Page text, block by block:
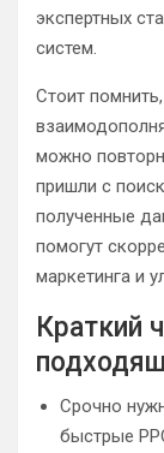
экспертных
систем.
Стоит
можно
пришли с
полученные
помогут
маркетинга и
Краткий
Срочно
быстрые